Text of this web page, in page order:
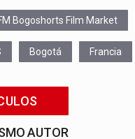
Bogoshorts Film Market
Bogotá Francia
AUTOR